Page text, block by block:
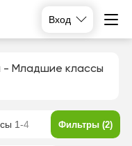
Вход
- Младшие классы
1-4 Фильтры (2)